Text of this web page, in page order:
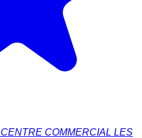
COMMERCIAL LES